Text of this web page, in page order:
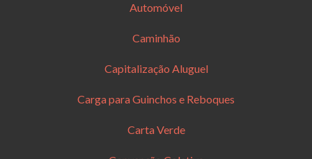
Automóvel
Caminhão
Capitalização Aluguel
Carga para Guinchos e Reboques
Carta Verde